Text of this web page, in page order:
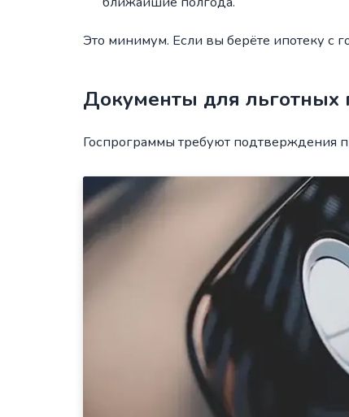
Это минимум. Если вы берёте ипотеку с
Документы для льготных
Госпрограммы требуют подтверждения